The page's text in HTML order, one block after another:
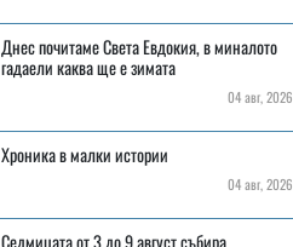
Днес почитаме Света Евдокия, в миналото
гадаели каква ще е зимата
04 авг, 2026
Хроника в малки истории
04 авг, 2026
Седмицата от 3 до 9 август събира